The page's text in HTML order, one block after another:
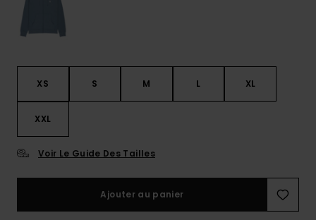
XS S M L XL
XXL
Voir Le Guide Des Tailles
Ajouter au panier